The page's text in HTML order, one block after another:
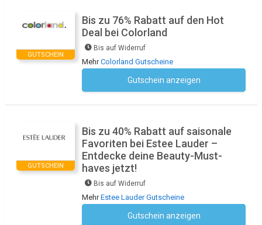
GUTSCHEIN
Bis zu 76% Rabatt auf den Hot
Deal bei Colorland
Bis auf Widerruf
MehrColorland Gutscheine
Gutschein anzeigen
GUTSCHEIN
Bis zu 40% Rabatt auf saisonale
Favoriten bei Estee Lauder –
Entdecke deine Beauty-Must-
haves jetzt!
Bis auf Widerruf
MehrEstee Lauder Gutscheine
Gutschein anzeigen